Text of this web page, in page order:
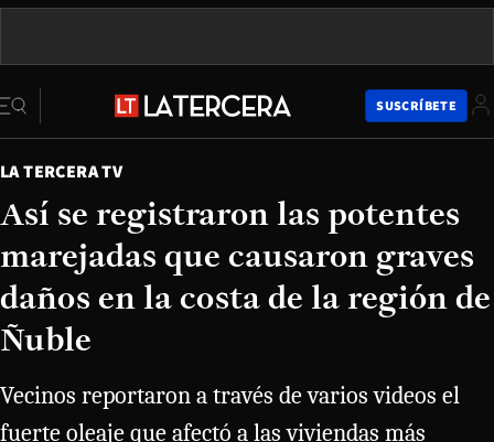
SUSCRÍBETE
LA TERCERA TV
Así se registraron las potentes
marejadas que causaron graves
daños en la costa de la región de
Ñuble
Vecinos reportaron a través de varios videos el
fuerte oleaje que afectó a las viviendas más